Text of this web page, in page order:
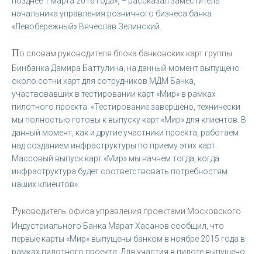
начальника управления розничного бизнеса банка
«Левобережный» Вячеслав Зелинский.
По словам руководителя блока банковских карт группы
Бинбанка Дамира Баттулина, на данный момент выпущено
около сотни карт для сотрудников МДМ Банка,
участвовавших в тестировании карт «Мир» в рамках
пилотного проекта: «Тестирование завершено, технически
мы полностью готовы к выпуску карт «Мир» для клиентов. В
данный момент, как и другие участники проекта, работаем
над созданием инфраструктуры по приему этих карт.
Массовый выпуск карт «Мир» мы начнем тогда, когда
инфраструктура будет соответствовать потребностям
наших клиентов».
Руководитель офиса управления проектами Московского
Индустриального Банка Марат Хасанов сообщил, что
первые карты «Мир» выпущены банком в ноябре 2015 года в
рамках пилотного проекта. Для участия в пилоте выпущено